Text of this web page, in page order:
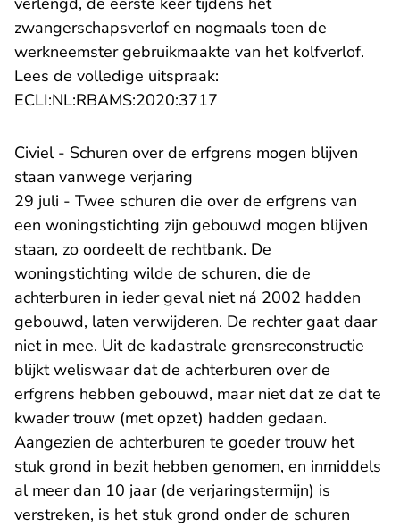
zwangerschapsverlof en nogmaals toen de
werkneemster gebruikmaakte van het kolfverlof.
Lees de volledige uitspraak:
ECLI:NL:RBAMS:2020:3717
Civiel - Schuren over de erfgrens mogen blijven
staan vanwege verjaring
29 juli - Twee schuren die over de erfgrens van
een woningstichting zijn gebouwd mogen blijven
staan, zo oordeelt de rechtbank. De
woningstichting wilde de schuren, die de
achterburen in ieder geval niet ná 2002 hadden
gebouwd, laten verwijderen. De rechter gaat daar
niet in mee. Uit de kadastrale grensreconstructie
blijkt weliswaar dat de achterburen over de
erfgrens hebben gebouwd, maar niet dat ze dat te
kwader trouw (met opzet) hadden gedaan.
Aangezien de achterburen te goeder trouw het
stuk grond in bezit hebben genomen, en inmiddels
al meer dan 10 jaar (de verjaringstermijn) is
verstreken, is het stuk grond onder de schuren